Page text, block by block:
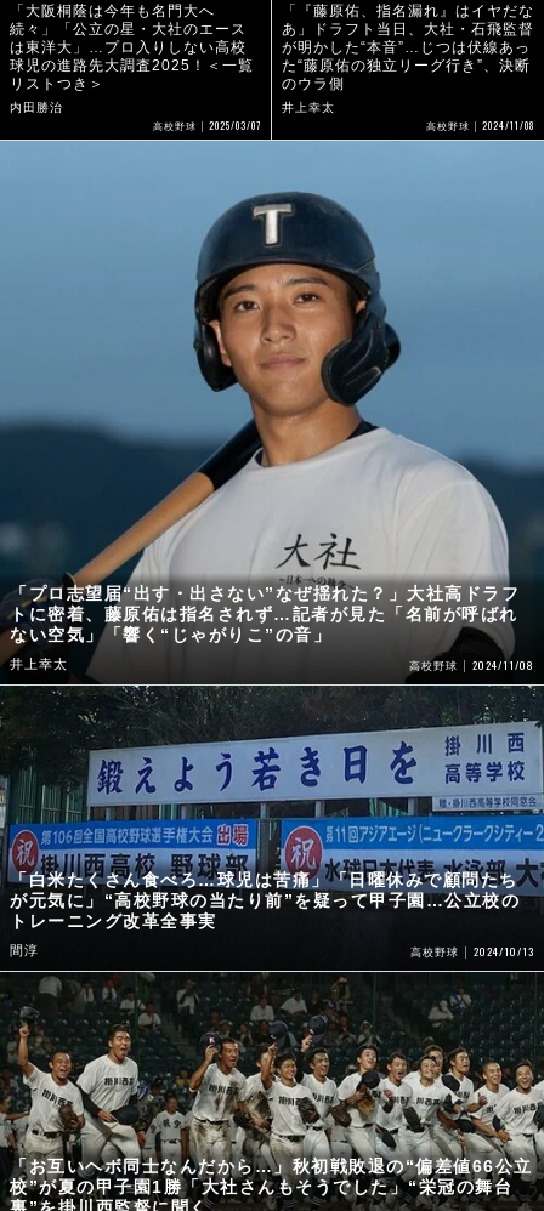
「大阪桐蔭は今年も名門大へ
続々」「公立の星・大社のエース
は東洋大」…プロ入りしない高校
球児の進路先大調査2025！＜一覧
リストつき＞
内田勝治
高校野球 2025/03/07
「『藤原佑、指名漏れ』はイヤだな
あ」ドラフト当日、大社・石飛監督
が明かした“本音”…じつは伏線あっ
た“藤原佑の独立リーグ行き”、決断
のウラ側
井上幸太
高校野球 2024/11/08
「プロ志望届“出す・出さない”なぜ揺れた？」大社高ドラフ
トに密着、藤原佑は指名されず…記者が見た「名前が呼ばれ
ない空気」「響く“じゃがりこ”の音」
井上幸太 高校野球 2024/11/08
「白米たくさん食べろ…球児は苦痛」「日曜休みで顧問たち
が元気に」“高校野球の当たり前”を疑って甲子園…公立校の
トレーニング改革全事実
間淳 高校野球 2024/10/13
「お互いヘボ同士なんだから…」秋初戦敗退の“偏差値66公立
校”が夏の甲子園1勝「大社さんもそうでした」“栄冠の舞台